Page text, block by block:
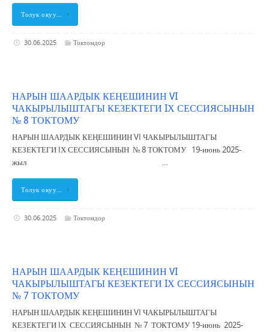
Толук окуу…
30.06.2025 Токтомдор
НАРЫН ШААРДЫК КЕҢЕШИНИН VI
ЧАКЫРЫЛЫШТАГЫ КЕЗЕКТЕГИ IХ СЕССИЯСЫНЫН
№ 8 ТОКТОМУ
НАРЫН ШААРДЫК КЕҢЕШИНИН VI ЧАКЫРЫЛЫШТАГЫ
КЕЗЕКТЕГИ IХ СЕССИЯСЫНЫН № 8 ТОКТОМУ 19-июнь 2025-
жыл …
Толук окуу…
30.06.2025 Токтомдор
НАРЫН ШААРДЫК КЕҢЕШИНИН VI
ЧАКЫРЫЛЫШТАГЫ КЕЗЕКТЕГИ IХ СЕССИЯСЫНЫН
№ 7 ТОКТОМУ
НАРЫН ШААРДЫК КЕҢЕШИНИН VI ЧАКЫРЫЛЫШТАГЫ
КЕЗЕКТЕГИ IХ СЕССИЯСЫНЫН № 7 ТОКТОМУ 19-июнь 2025-